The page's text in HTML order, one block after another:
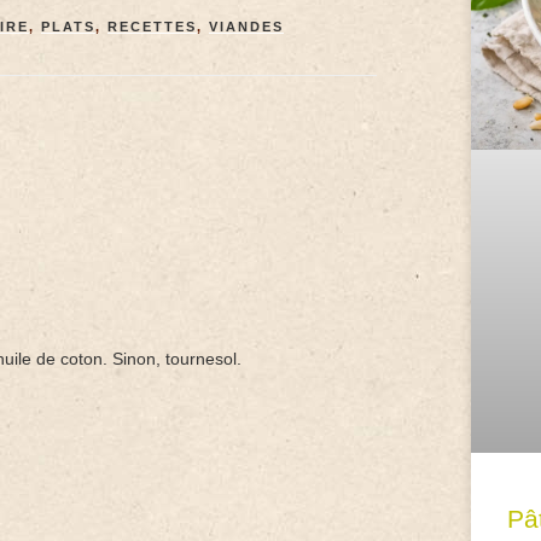
, PLATS, RECETTES, VIANDES
de coton. Sinon, tournesol.